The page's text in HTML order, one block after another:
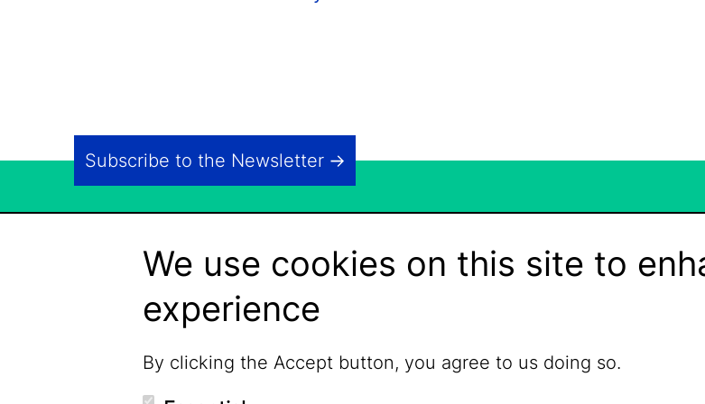
Subscribe to the Newsletter
We use cookies on this site to
experience
By clicking the Accept button, you agree to us doing so.